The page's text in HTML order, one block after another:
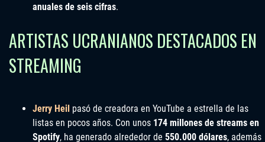
anuales de seis cifras.
ARTISTAS UCRANIANOS DESTACADOS EN
STREAMING
Jerry Heil pasó de creadora en YouTube a estrella de las
listas en pocos años. Con unos 174 millones de streams en
Spotify, ha generado alrededor de 550.000 dólares, además